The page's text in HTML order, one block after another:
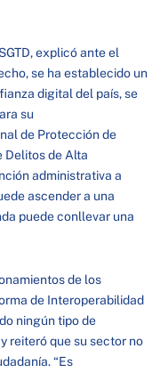
explicó ante el
se ha establecido un
digital del país, se
su
de Protección de
Delitos de Alta
administrativa a
ascender a una
puede conllevar una
de los
de Interoperabilidad
ningún tipo de
reiteró que su sector no
“Es